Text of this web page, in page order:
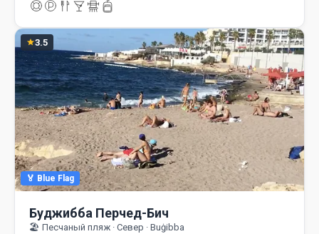
3.5
🏅 Blue Flag
Буджибба Перчед-Бич
🏖️ Песчаный пляж · Север · Buġibba